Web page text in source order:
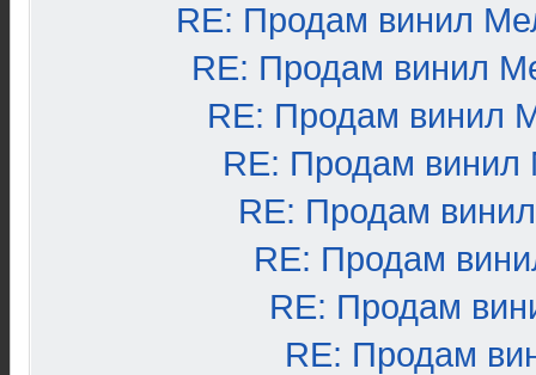
RE: Продам винил
RE: Продам винил
RE: Продам винил
RE: Продам винил
RE: Продам
RE: Продам
RE: Продам
RE: Продам